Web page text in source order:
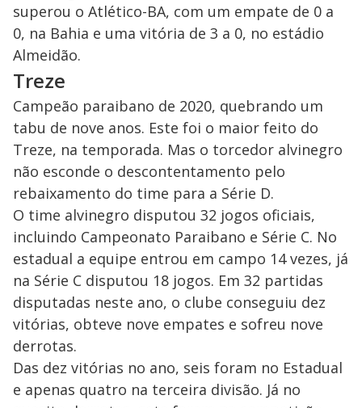
superou o Atlético-BA, com um empate de 0 a
0, na Bahia e uma vitória de 3 a 0, no estádio
Almeidão.
Treze
Campeão paraibano de 2020, quebrando um
tabu de nove anos. Este foi o maior feito do
Treze, na temporada. Mas o torcedor alvinegro
não esconde o descontentamento pelo
rebaixamento do time para a Série D.
O time alvinegro disputou 32 jogos oficiais,
incluindo Campeonato Paraibano e Série C. No
estadual a equipe entrou em campo 14 vezes, já
na Série C disputou 18 jogos. Em 32 partidas
disputadas neste ano, o clube conseguiu dez
vitórias, obteve nove empates e sofreu nove
derrotas.
Das dez vitórias no ano, seis foram no Estadual
e apenas quatro na terceira divisão. Já no